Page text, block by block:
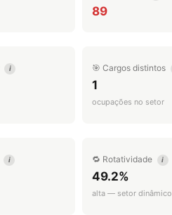
89
i 🎯 Cargos distintos
1
ocupações no setor
i 🔁 Rotatividade i
49.2%
alta — setor dinâmico